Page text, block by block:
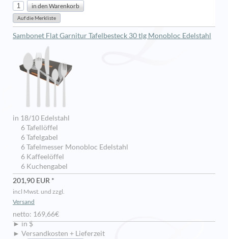
Sambonet Flat Garnitur Tafelbesteck 30 tlg Monobloc Edelstahl
in 18/10 Edelstahl
6 Tafellöffel
6 Tafelgabel
6 Tafelmesser Monobloc Edelstahl
6 Kaffeelöffel
6 Kuchengabel
201,90 EUR *
incl Mwst. und zzgl.
Versand
netto: 169,66€
► in $
► Versandkosten + Lieferzeit